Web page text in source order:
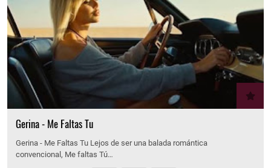
Gerina - Me Faltas Tu
Gerina - Me Faltas Tu Lejos de ser una balada romántica
convencional, Me faltas Tú…